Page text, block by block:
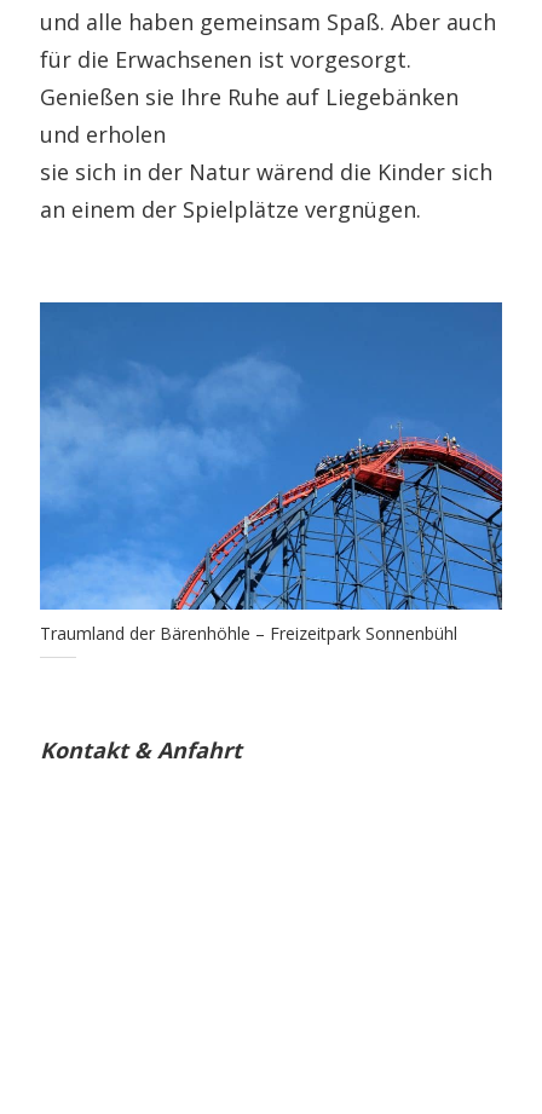
und alle haben gemeinsam Spaß. Aber auch
für die Erwachsenen ist vorgesorgt.
Genießen sie Ihre Ruhe auf Liegebänken
und erholen
sie sich in der Natur wärend die Kinder sich
an einem der Spielplätze vergnügen.
Traumland der Bärenhöhle – Freizeitpark Sonnenbühl
Kontakt & Anfahrt